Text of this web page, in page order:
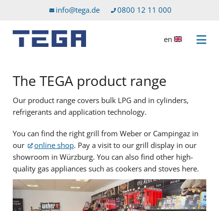
to main content
to service menuinfo@tega.de 0800 12 11 000
Open
en
The TEGA product range
Our product range covers bulk LPG and in cylinders,
refrigerants and application technology.
You can find the right grill from Weber or Campingaz in
our
online shop. Pay a visit to our grill display in our
showroom in Würzburg. You can also find other high-
quality gas appliances such as cookers and stoves here.